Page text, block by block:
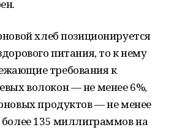
хлеб позиционируется
питания, то к нему
требования к
волокон — не менее 6%,
продуктов — не менее
135 миллиграммов на